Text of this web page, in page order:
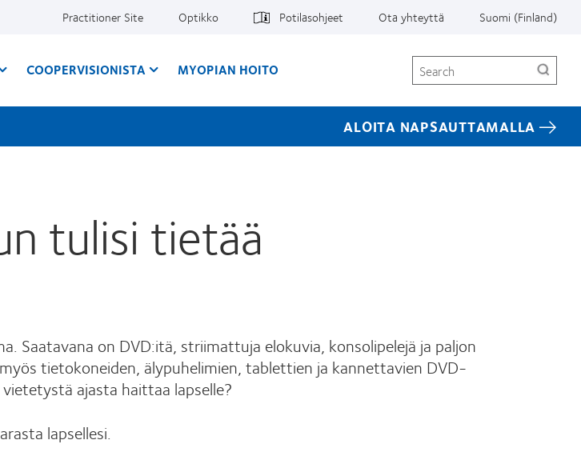
Practitioner Site Optikko Potilasohjeet Ota yhteyttä Suomi (Finland)
COOPERVISIONISTA MYOPIAN HOITO Search
ALOITA NAPSAUTTAMALLA
tulisi tietää
Saatavana on DVD:itä, striimattuja elokuvia, konsolipelejä ja paljon
tietokoneiden, älypuhelimien, tablettien ja kannettavien DVD-
ajasta haittaa lapselle?
lapsellesi.